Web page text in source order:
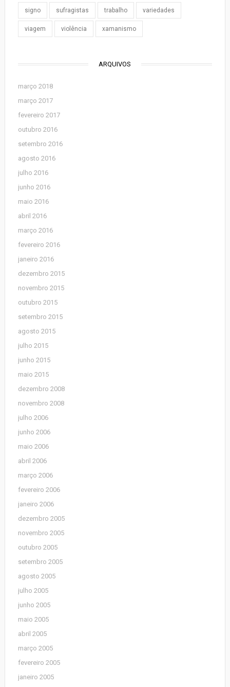
signo sufragistas trabalho variedades
viagem violência xamanismo
ARQUIVOS
março 2018
março 2017
fevereiro 2017
outubro 2016
setembro 2016
agosto 2016
julho 2016
junho 2016
maio 2016
abril 2016
março 2016
fevereiro 2016
janeiro 2016
dezembro 2015
novembro 2015
outubro 2015
setembro 2015
agosto 2015
julho 2015
junho 2015
maio 2015
dezembro 2008
novembro 2008
julho 2006
junho 2006
maio 2006
abril 2006
março 2006
fevereiro 2006
janeiro 2006
dezembro 2005
novembro 2005
outubro 2005
setembro 2005
agosto 2005
julho 2005
junho 2005
maio 2005
abril 2005
março 2005
fevereiro 2005
janeiro 2005